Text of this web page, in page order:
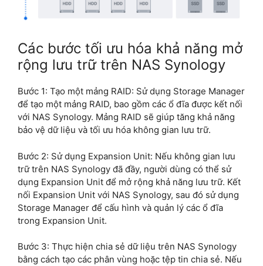
Các bước tối ưu hóa khả năng mở
rộng lưu trữ trên NAS Synology
Bước 1: Tạo một mảng RAID: Sử dụng Storage Manager
để tạo một mảng RAID, bao gồm các ổ đĩa được kết nối
với NAS Synology. Mảng RAID sẽ giúp tăng khả năng
bảo vệ dữ liệu và tối ưu hóa không gian lưu trữ.
Bước 2: Sử dụng Expansion Unit: Nếu không gian lưu
trữ trên NAS Synology đã đầy, người dùng có thể sử
dụng Expansion Unit để mở rộng khả năng lưu trữ. Kết
nối Expansion Unit với NAS Synology, sau đó sử dụng
Storage Manager để cấu hình và quản lý các ổ đĩa
trong Expansion Unit.
Bước 3: Thực hiện chia sẻ dữ liệu trên NAS Synology
bằng cách tạo các phân vùng hoặc tệp tin chia sẻ. Nếu